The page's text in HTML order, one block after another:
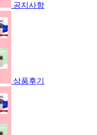
공지사항
상품후기